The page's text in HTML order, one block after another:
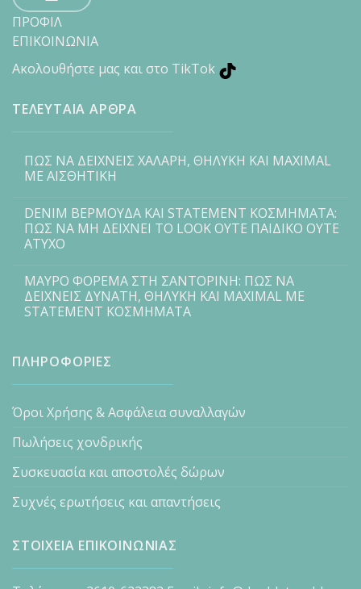
ΠΡΟΦΙΛ
ΕΠΙΚΟΙΝΩΝΙΑ
Ακολουθήστε μας και στο TikTok
ΤΕΛΕΥΤΑΙΑ ΑΡΘΡΑ
ΠΩΣ ΝΑ ΔΕΙΧΝΕΙΣ ΧΑΛΑΡΗ, ΘΗΛΥΚΗ ΚΑΙ MAXIMAL
ΜΕ ΑΙΣΘΗΤΙΚΗ
DENIM ΒΕΡΜΟΥΔΑ ΚΑΙ STATEMENT ΚΟΣΜΗΜΑΤΑ:
ΠΩΣ ΝΑ ΜΗ ΔΕΙΧΝΕΙ ΤΟ LOOK ΟΥΤΕ ΠΑΙΔΙΚΟ ΟΥΤΕ
ΑΤΥΧΟ
ΜΑΥΡΟ ΦΟΡΕΜΑ ΣΤΗ ΣΑΝΤΟΡΙΝΗ: ΠΩΣ ΝΑ
ΔΕΙΧΝΕΙΣ ΔΥΝΑΤΗ, ΘΗΛΥΚΗ ΚΑΙ MAXIMAL ΜΕ
STATEMENT ΚΟΣΜΗΜΑΤΑ
ΠΛΗΡΟΦΟΡΙΕΣ
Όροι Χρήσης & Ασφάλεια συναλλαγών
Πωλήσεις χονδρικής
Συσκευασία και αποστολές δώρων
Συχνές ερωτήσεις και απαντήσεις
ΣΤΟΙΧΕΙΑ ΕΠΙΚΟΙΝΩΝΙΑΣ